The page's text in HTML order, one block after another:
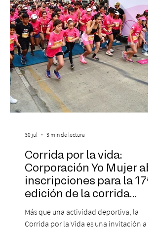
Piazzolla. Déja
Corrida por la vida:
Corporación Yo Mujer abre
inscripciones para la 17ª
edición de la corrida
solidaria
Más que una actividad deportiva, la
Corrida por la Vida es una invitación a
30 jul 3 min de lectura